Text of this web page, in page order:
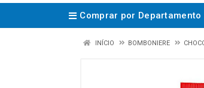
Comprar por Departamento
INÍCIO BOMBONIERE